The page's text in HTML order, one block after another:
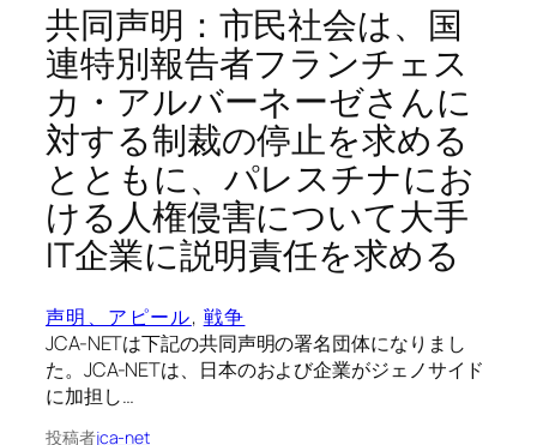
共同声明：市民社会は、国
連特別報告者フランチェス
カ・アルバーネーゼさんに
対する制裁の停止を求める
とともに、パレスチナにお
ける人権侵害について大手
IT企業に説明責任を求める
声明、アピール, 戦争
JCA-NETは下記の共同声明の署名団体になりまし
た。JCA-NETは、日本のおよび企業がジェノサイド
に加担し…
投稿者jca-net